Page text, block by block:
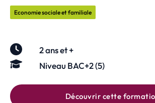
Economie sociale et familiale
2 ans et +
Niveau BAC+2 (5)
Découvrir cette